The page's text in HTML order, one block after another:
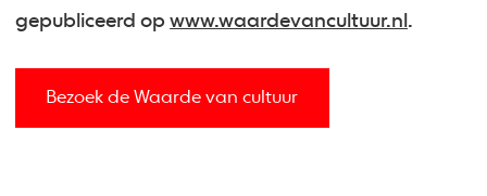
gepubliceerd opwww.waardevancultuur.nl .
Bezoek de Waarde van cultuur